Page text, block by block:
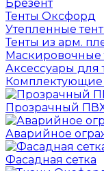
Брезент
Тенты Оксфорд
Утепленные
Тенты из арм.
Маскировочные
Аксессуары для
Прозрачный
Аварийное
Фасадная сетка